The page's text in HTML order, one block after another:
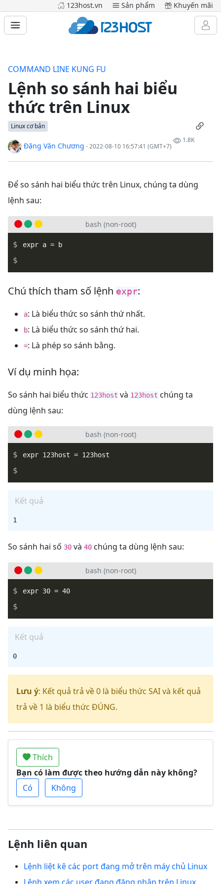
123host.vn Sản phẩm Khuyến mãi
COMMAND LINE KUNG FU
Lệnh so sánh hai biểu
thức trên Linux
Linux cơ bản
1.8K
Đặng Văn Chương - 2022-08-10 16:57:41 (GMT+7)
Để so sánh hai biểu thức trên Linux, chúng ta dùng
lệnh sau:
bash (non-root)
Chú thích tham số lệnh expr:
a: Là biểu thức so sánh thứ nhất.
b: Là biểu thức so sánh thứ hai.
=: Là phép so sánh bằng.
Ví dụ minh họa:
So sánh hai biểu thức 123host và 123host chúng ta
dùng lệnh sau:
bash (non-root)
Kết quả
So sánh hai số 30 và 40 chúng ta dùng lệnh sau:
bash (non-root)
Kết quả
Lưu ý: Kết quả trả về 0 là biểu thức SAI và kết quả
trả về 1 là biểu thức ĐÚNG.
Thích
Bạn có làm được theo hướng dẫn này không?
Có
Không
Lệnh liên quan
Lệnh liệt kê các port đang mở trên máy chủ Linux